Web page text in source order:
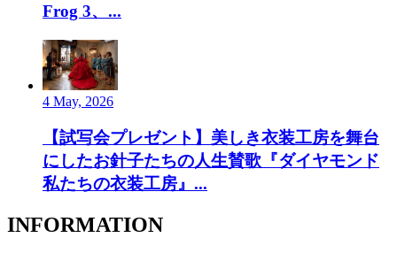
Frog 3、...
4 May, 2026
【試写会プレゼント】美しき衣装工房を舞台
にしたお針子たちの人生賛歌『ダイヤモンド
私たちの衣装工房』...
INFORMATION